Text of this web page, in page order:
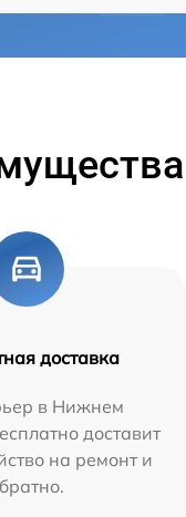
доставка
в Нижнем
доставит
на ремонт и